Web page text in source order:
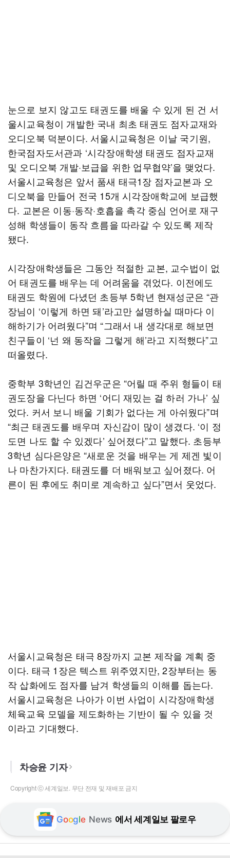
눈으로 보지 않고도 태권도를 배울 수 있게 된 건 서
울시교육청이 개발한 국내 최초 태권도 점자교재와
오디오북 덕분이다. 서울시교육청은 이날 국기원,
한국점자도서관과 ‘시각장애학생 태권도 점자교재
및 오디오북 개발·보급을 위한 업무협약’을 맺었다.
서울시교육청은 앞서 품새 태극1장 점자교본과 오
디오북을 만들어 전국 15개 시각장애학교에 보급했
다. 교본은 이동·동작·호흡을 촉각 중심 언어로 재구
성해 학생들이 동작 흐름을 따라갈 수 있도록 제작
됐다.
시각장애학생들은 그동안 적절한 교본, 교수법이 없
어 태권도를 배우는 데 어려움을 겪었다. 이전에도
태권도 학원에 다녔던 초등부 5학년 현재성군은 “관
장님이 ‘이렇게 하면 돼’라고만 설명하실 때마다 이
해하기가 어려웠다”며 “그래서 내 생각대로 해보면
친구들이 ‘넌 왜 동작을 그렇게 해’라고 지적했다”고
떠올렸다.
중학부 3학년인 김건우군은 “어릴 때 주위 형들이 태
권도장을 다닌다 하면 ‘어디 재밌는 걸 하러 가나’ 싶
었다. 커서 보니 배울 기회가 없다는 게 아쉬웠다”며
“최근 태권도를 배우며 자신감이 많이 생겼다. ‘이 정
도면 나도 할 수 있겠다’ 싶어졌다”고 말했다. 초등부
3학년 심다은양은 “새로운 것을 배우는 게 제겐 빛이
나 마찬가지다. 태권도를 더 배워보고 싶어졌다. 어
른이 된 후에도 취미로 계속하고 싶다”면서 웃었다.
서울시교육청은 태극 8장까지 교본 제작을 계획 중
이다. 태극 1장은 텍스트 위주였지만, 2장부터는 동
작 삽화에도 점자를 남겨 학생들의 이해를 돕는다.
서울시교육청은 나아가 이번 사업이 시각장애학생
체육교육 모델을 제도화하는 기반이 될 수 있을 것
이라고 기대했다.
차승윤 기자
Copyright ⓒ 세계일보. 무단 전재 및 재배포 금지
Google News 에서 세계일보 팔로우